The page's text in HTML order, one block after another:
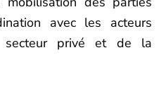
avec les acteurs
secteur privé et de la